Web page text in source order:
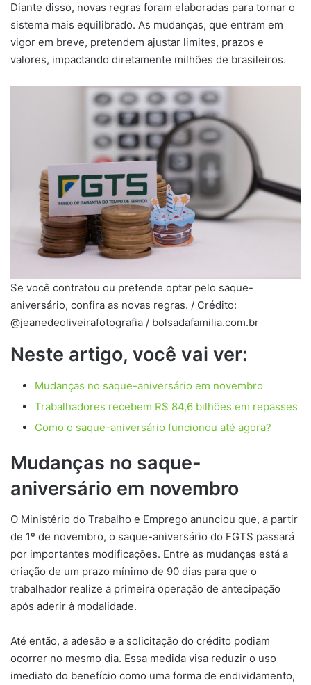
Diante disso, novas regras foram elaboradas para tornar o
sistema mais equilibrado. As mudanças, que entram em
vigor em breve, pretendem ajustar limites, prazos e
valores, impactando diretamente milhões de brasileiros.
Se você contratou ou pretende optar pelo saque-
aniversário, confira as novas regras. / Crédito:
@jeanedeoliveirafotografia / bolsadafamilia.com.br
Neste artigo, você vai ver:
Mudanças no saque-aniversário em novembro
Trabalhadores recebem R$ 84,6 bilhões em repasses
Como o saque-aniversário funcionou até agora?
Mudanças no saque-
aniversário em novembro
O Ministério do Trabalho e Emprego anunciou que, a partir
de 1º de novembro, o saque-aniversário do FGTS passará
por importantes modificações. Entre as mudanças está a
criação de um prazo mínimo de 90 dias para que o
trabalhador realize a primeira operação de antecipação
após aderir à modalidade.
Até então, a adesão e a solicitação do crédito podiam
ocorrer no mesmo dia. Essa medida visa reduzir o uso
imediato do benefício como uma forma de endividamento,